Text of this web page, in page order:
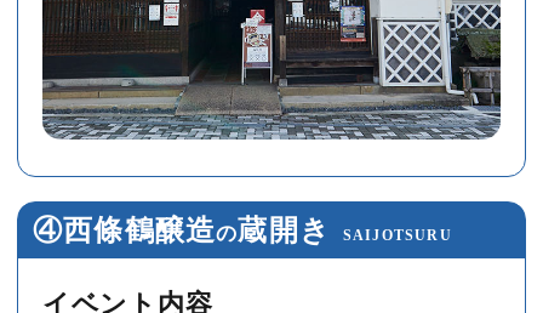
④西條鶴醸造の蔵開き SAIJOTSURU
イベント内容